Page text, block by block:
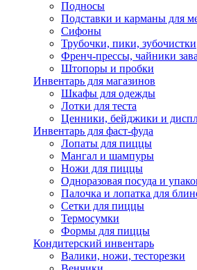
Подносы
Подставки и карманы для
Сифоны
Трубочки, пики, зубочистки
Френч-прессы, чайники
Штопоры и пробки
Инвентарь для магазинов
Шкафы для одежды
Лотки для теста
Ценники, бейджики и
Инвентарь для фаст-фуда
Лопаты для пиццы
Мангал и шампуры
Ножи для пиццы
Одноразовая посуда и
Палочка и лопатка для
Сетки для пиццы
Термосумки
Формы для пиццы
Кондитерский инвентарь
Валики, ножи, тесторезки